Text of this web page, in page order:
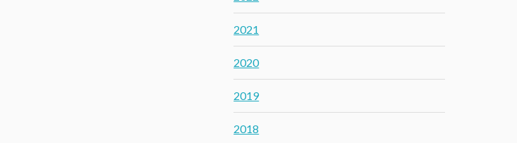
2021
2020
2019
2018